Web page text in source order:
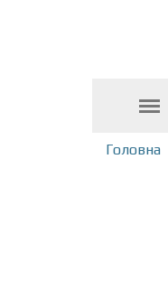
Головна